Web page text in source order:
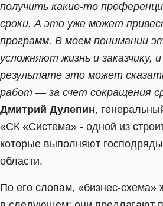
получить какие-то
сроки. А это уже может
программ. В моем понимании
усложняют жизнь и заказчику,
результате это может
работ — за счет сокращения
Дмитрий Дулепин,
«СК «Система» - одной из
которые выполняют
области.
По его словам, «бизнес-схема»